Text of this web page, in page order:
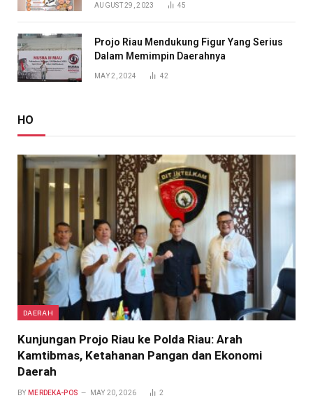
AUGUST 29, 2023 45
Projo Riau Mendukung Figur Yang Serius
Dalam Memimpin Daerahnya
MAY 2, 2024 42
HO
DAERAH
Kunjungan Projo Riau ke Polda Riau: Arah
Kamtibmas, Ketahanan Pangan dan Ekonomi
Daerah
BY MERDEKA-POS MAY 20, 2026 2